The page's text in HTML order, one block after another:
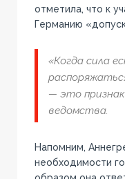
отметила, что к
Германию
«Когда сила
— это
ведомства.
Напомним,
необходимости